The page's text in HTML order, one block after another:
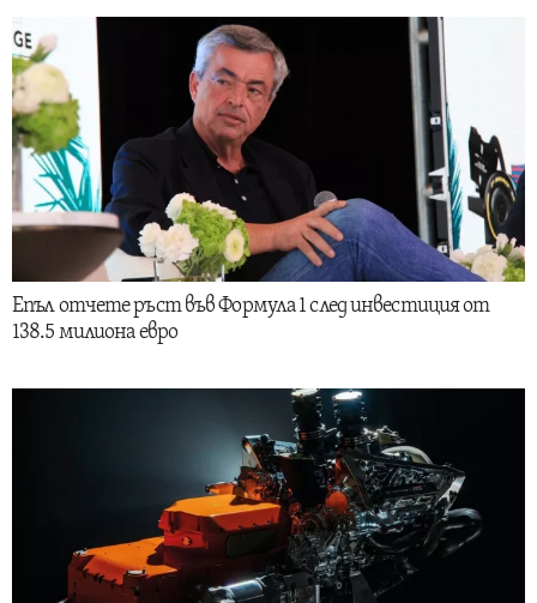
Епъл отчете ръст във Формула 1 след инвестиция от
138.5 милиона евро